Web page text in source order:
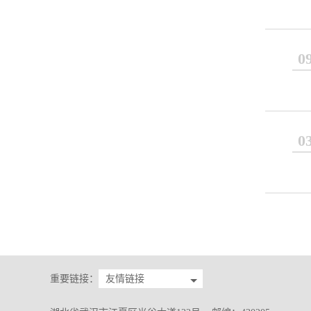
重要链接： 友情链接